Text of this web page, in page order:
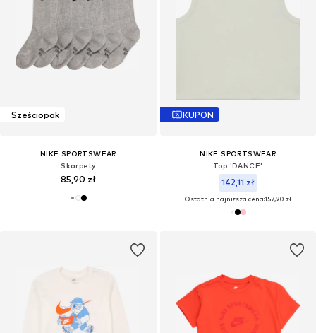
Sześciopak
NIKE SPORTSWEAR
Skarpety
85,90 zł
KUPON
NIKE SPORTSWEAR
Top 'DANCE'
142,11 zł
Ostatnia najniższa cena:157,90 zł